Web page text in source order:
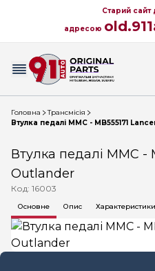
Старий сайт
адресою
Головна
Трансмісія
Втулка педалі MMC - MB555171
Втулка педалі MMC -
Outlander
Код: 16003
Основне Опис Характеристики